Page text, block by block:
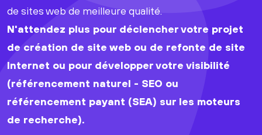
de sites web de meilleure qualité.
N'attendez plus pour déclencher votre projet
de création de site web ou de refonte de site
Internet ou pour développer votre visibilité
(référencement naturel - SEO ou
référencement payant (SEA) sur les moteurs
de recherche).